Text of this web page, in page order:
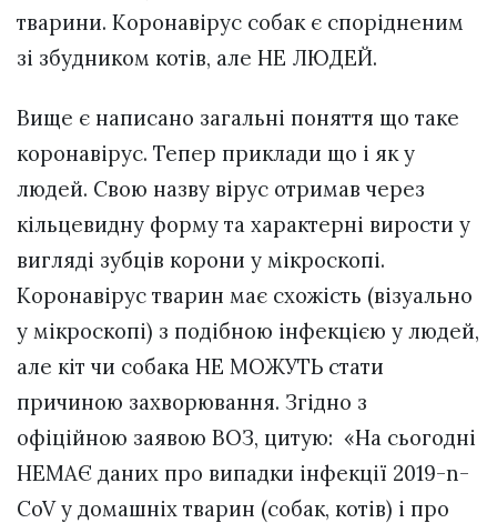
тварини. Коронавірус собак є спорідненим
зі збудником котів, але НЕ ЛЮДЕЙ.
Вище є написано загальні поняття що таке
коронавірус. Тепер приклади що і як у
людей. Свою назву вірус отримав через
кільцевидну форму та характерні вирости у
вигляді зубців корони у мікроскопі.
Коронавірус тварин має схожість (візуально
у мікроскопі) з подібною інфекцією у людей,
але кіт чи собака НЕ МОЖУТЬ стати
причиною захворювання. Згідно з
офіційною заявою ВОЗ, цитую: «На сьогодні
НЕМАЄ даних про випадки інфекції 2019-n-
CoV у домашніх тварин (собак, котів) і про